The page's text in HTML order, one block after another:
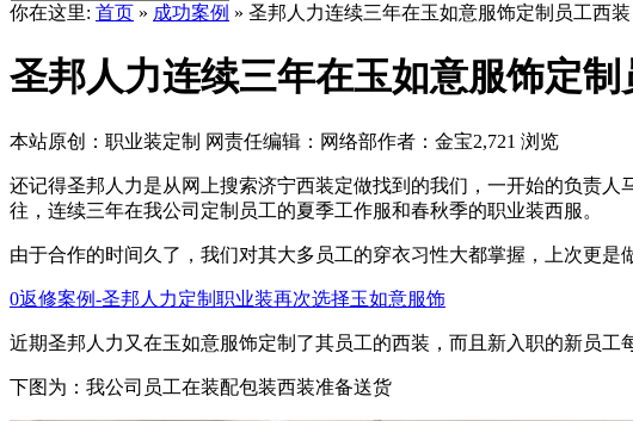
你在这里: 首页 » 成功案例 » 圣邦人力连续三年在玉如意服饰定制员工西装
圣邦人力连续三年在玉如意服饰定制
本站原创：职业装定制 网责任编辑：网络部作者：金宝2,721 浏览
还记得圣邦人力是从网上搜索济宁西装定做找到的我们，一开始的负责
往，连续三年在我公司定制员工的夏季工作服和春秋季的职业装西服。
由于合作的时间久了，我们对其大多员工的穿衣习性大都掌握，上次更是
0返修案例-圣邦人力定制职业装再次选择玉如意服饰
近期圣邦人力又在玉如意服饰定制了其员工的西装，而且新入职的新员工
下图为：我公司员工在装配包装西装准备送货